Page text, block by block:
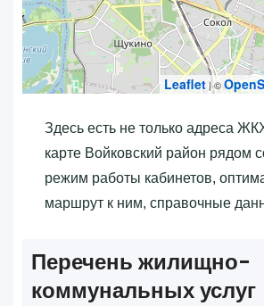
Leaflet | ©
Здесь есть не только адреса
карте Войковский район рядом
режим работы кабинетов,
маршрут к ним, справочные
Перечень жилищно-
коммунальных услуг